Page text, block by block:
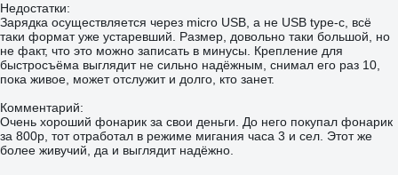
Недостатки:
Зарядка осуществляется через micro USB, а не USB type-c, всё
таки формат уже устаревший. Размер, довольно таки большой, но
не факт, что это можно записать в минусы. Крепление для
быстросъёма выглядит не сильно надёжным, снимал его раз 10,
пока живое, может отслужит и долго, кто занет.
Комментарий:
Очень хороший фонарик за свои деньги. До него покупал фонарик
за 800р, тот отработал в режиме мигания часа 3 и сел. Этот же
более живучий, да и выглядит надёжно.